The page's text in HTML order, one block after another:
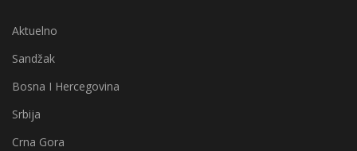
Aktuelno
Sandžak
Bosna I Hercegovina
Srbija
Crna Gora